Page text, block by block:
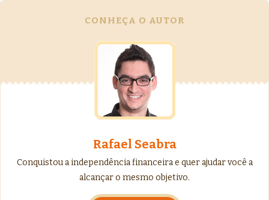
CONHEÇA O AUTOR
Rafael Seabra
Conquistou a independência financeira e quer ajudar você a
alcançar o mesmo objetivo.